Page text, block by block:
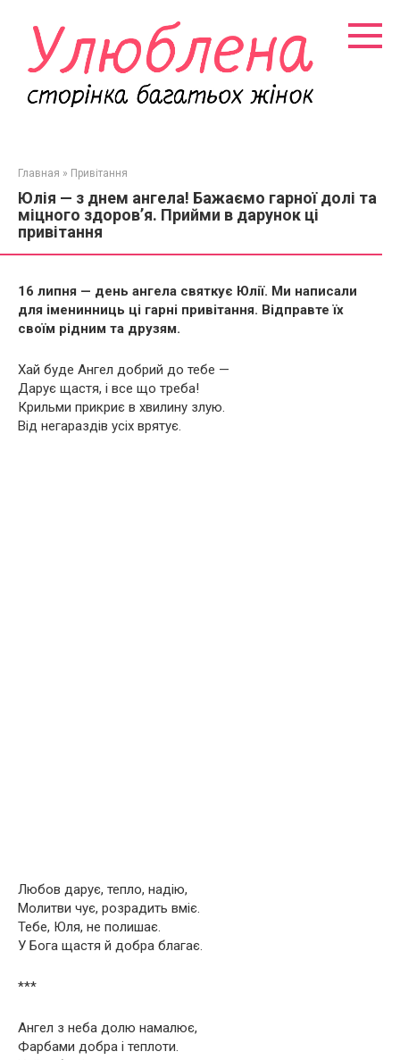
контенту
Главная » Привітання
Юлія — з днем ангела! Бажаємо гарної долі та
міцного здоров’я. Прийми в дарунок ці
привітання
16 липня — день ангела святкує Юлії. Ми написали
для іменинниць ці гарні привітання. Відправте їх
своїм рідним та друзям.
Хай буде Ангел добрий до тебе —
Дарує щастя, і все що треба!
Крильми прикриє в хвилину злую.
Від негараздів усіх врятує.
Любов дарує, тепло, надію,
Молитви чує, розрадить вміє.
Тебе, Юля, не полишає.
У Бога щастя й добра благає.
***
Ангел з неба долю намалює,
Фарбами добра і теплоти.